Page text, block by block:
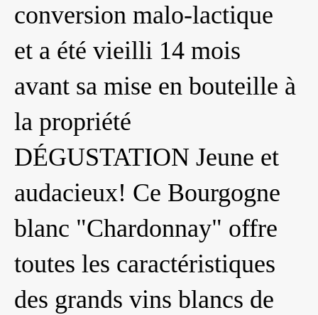
conversion malo-lactique
et a été vieilli 14 mois
avant sa mise en bouteille à
la propriété
DÉGUSTATION Jeune et
audacieux! Ce Bourgogne
blanc "Chardonnay" offre
toutes les caractéristiques
des grands vins blancs de